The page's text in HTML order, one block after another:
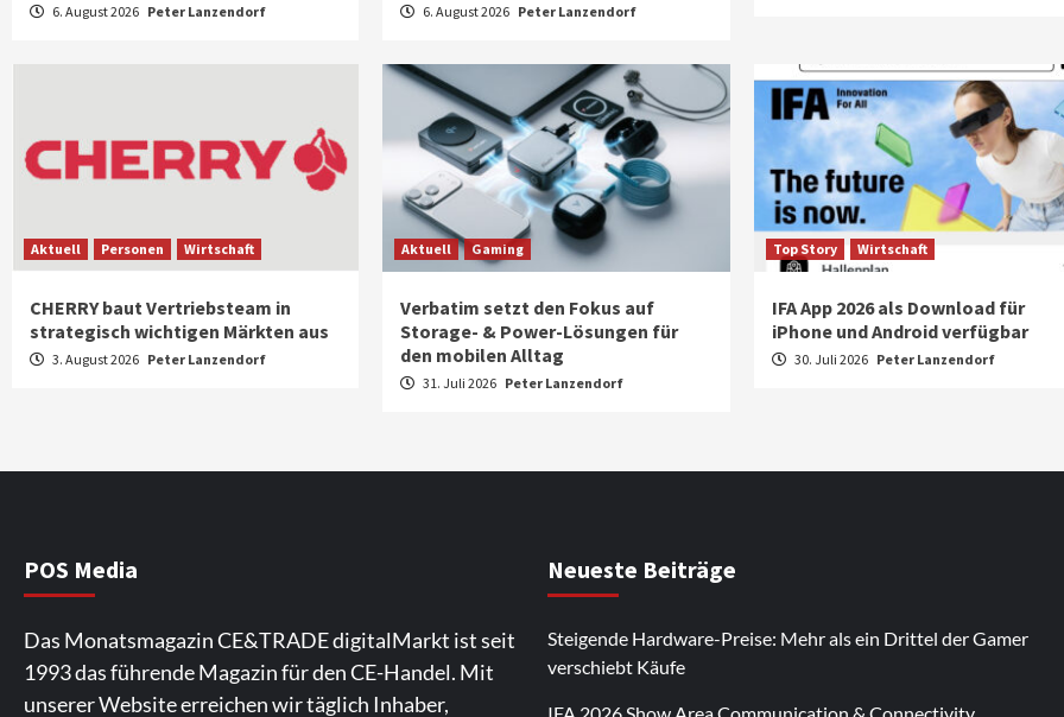
6. August 2026 Peter Lanzendorf 6. August 2026 Peter Lanzendorf
Aktuell Personen Wirtschaft
CHERRY baut Vertriebsteam in
strategisch wichtigen Märkten aus
3. August 2026 Peter Lanzendorf
Aktuell Gaming
Verbatim setzt den Fokus auf
Storage- & Power-Lösungen für
den mobilen Alltag
31. Juli 2026 Peter Lanzendorf
Top Story Wirtschaft
IFA App 2026 als Download für
iPhone und Android verfügbar
30. Juli 2026 Peter Lanzendorf
POS Media
Das Monatsmagazin CE&TRADE digitalMarkt ist seit
1993 das führende Magazin für den CE-Handel. Mit
unserer Website erreichen wir täglich Inhaber,
Neueste Beiträge
Steigende Hardware-Preise: Mehr als ein Drittel der Gamer
verschiebt Käufe